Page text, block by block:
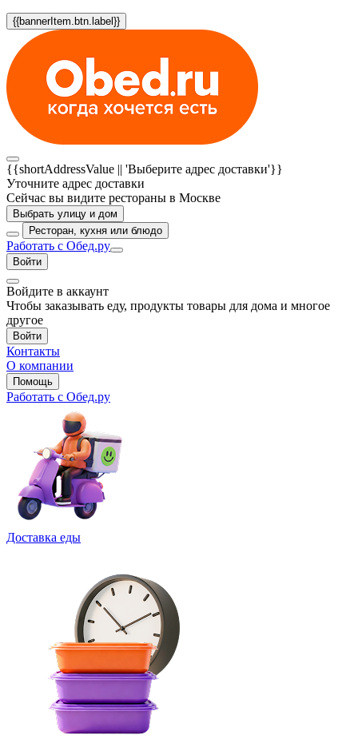
{{bannerItem.btn.label}}
{{shortAddressValue || 'Выберите адрес доставки'}}
Уточните адрес доставки
Сейчас вы видите рестораны в Москве
Выбрать улицу и дом
Ресторан, кухня или блюдо
Работать с Обед.ру
Войти
Войдите в аккаунт
Чтобы заказывать еду, продукты товары для дома и многое
другое
Войти
Контакты
О компании
Помощь
Работать с Обед.ру
Доставка еды